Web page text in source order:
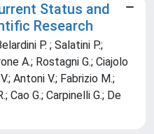
Status and
Research
P. ; Salatini P.;
A.; Rostagni G.; Ciajolo
Antoni V.; Fabrizio M.;
Cao G.; Carpinelli G.; De